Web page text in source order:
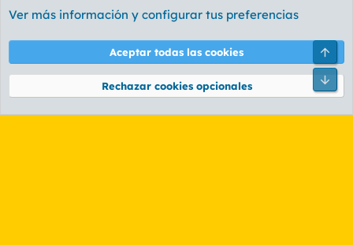
Cookies
PL OLDSTYLE AMARILLO
Términos y reglas Política de privacidad Ayuda
Community platform by XenForo® © 2010-2026 XenForo Ltd.
Ver más información y configurar tus preferencias
Aceptar todas las cookies
Rechazar cookies opcionales
Pie